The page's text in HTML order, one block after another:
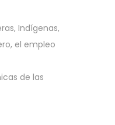
Indígenas,
el empleo
de las